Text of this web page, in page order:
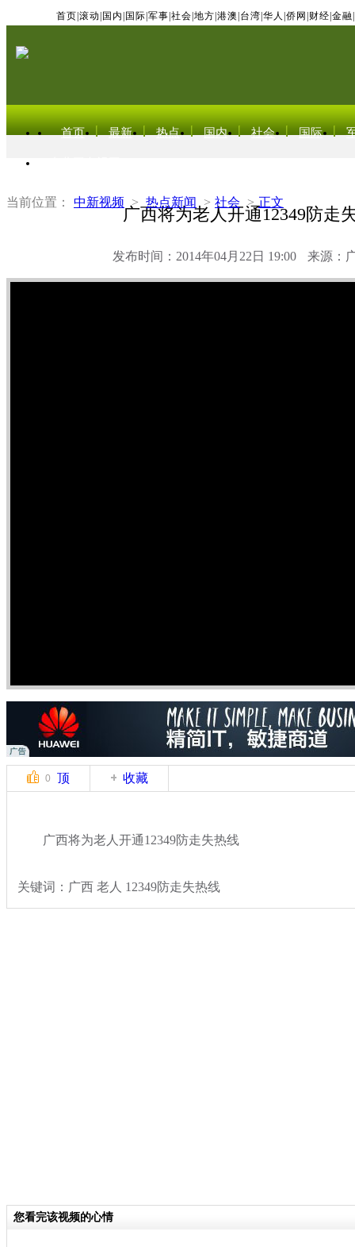
首页 滚动 国内 国际 军事 社会 地方 港澳 台湾 华人 侨网 财经 金融
首页 最新 热点 国内 社会 国际
当前位置： 中新视频 > 热点新闻 > 社会 > 正文
广西将为老人开通12349防走
发布时间：2014年04月22日 19:00 来源：
0 顶 收藏
广西将为老人开通12349防走失热线
关键词：广西 老人 12349防走失热线
您看完该视频的心情